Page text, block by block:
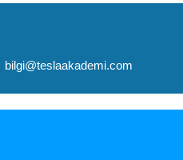
bilgi@teslaakademi.com